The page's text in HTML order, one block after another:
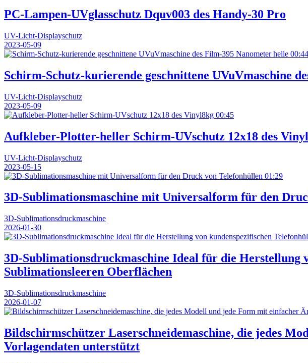
PC-Lampen-UVglasschutz Dquv003 des Handy-30 Pro
UV-Licht-Displayschutz
2023-05-09
00:44
Schirm-Schutz-kurierende geschnittene UVuVmaschine
UV-Licht-Displayschutz
2023-05-09
00:45
Aufkleber-Plotter-heller Schirm-UVschutz 12x18 des
UV-Licht-Displayschutz
2023-05-15
01:29
3D-Sublimationsmaschine mit Universalform für den
3D-Sublimationsdruckmaschine
2026-01-30
3D-Sublimationsdruckmaschine Ideal für die Herstellung
Sublimationsleeren Oberflächen
3D-Sublimationsdruckmaschine
2026-01-07
Bildschirmschützer Laserschneidemaschine, die jedes
Vorlagendaten unterstützt